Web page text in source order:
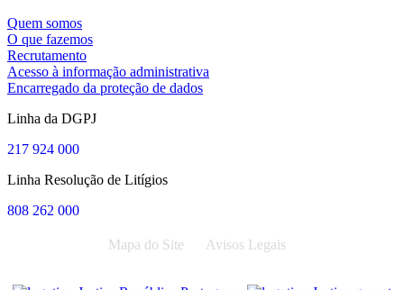
Quem somos
O que fazemos
Recrutamento
Acesso à informação administrativa
Encarregado da proteção de dados
Linha da DGPJ
217 924 000
Linha Resolução de Litígios
808 262 000
Mapa do Site Avisos Legais